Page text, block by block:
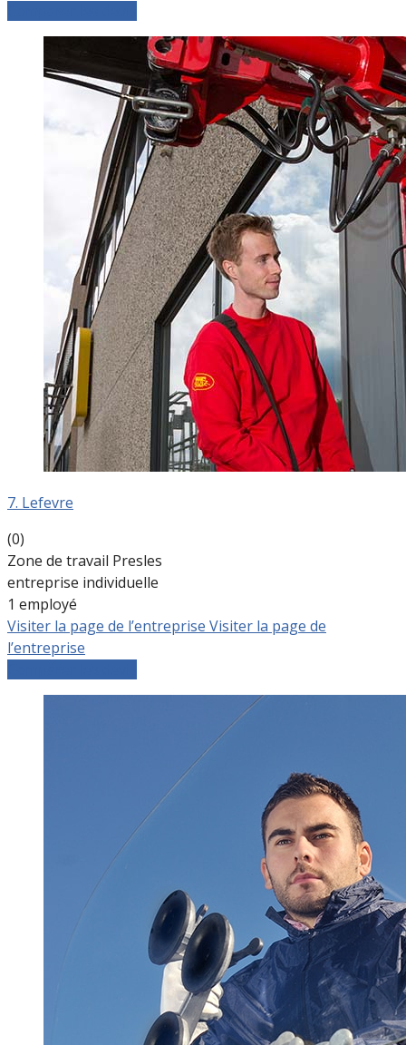
7. Lefevre
(0)
Zone de travail Presles
entreprise individuelle
1 employé
Visiter la page de l’entreprise Visiter la page de
l’entreprise